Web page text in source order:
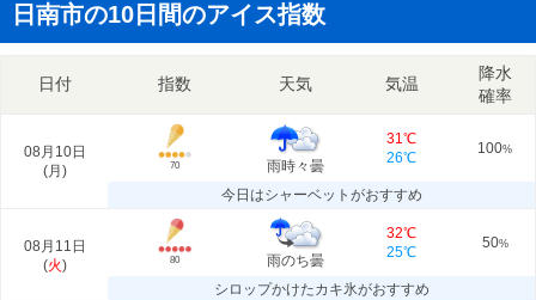
日南市の10日間のアイス指数
日付 指数 天気 気温
降水
確率
08月10日
(月 ) 70 雨時々曇
31℃
26℃
100%
今日はシャーベットがおすすめ
08月11日
(火) 80 雨のち曇
32℃
25℃
50%
シロップかけたカキ氷がおすすめ